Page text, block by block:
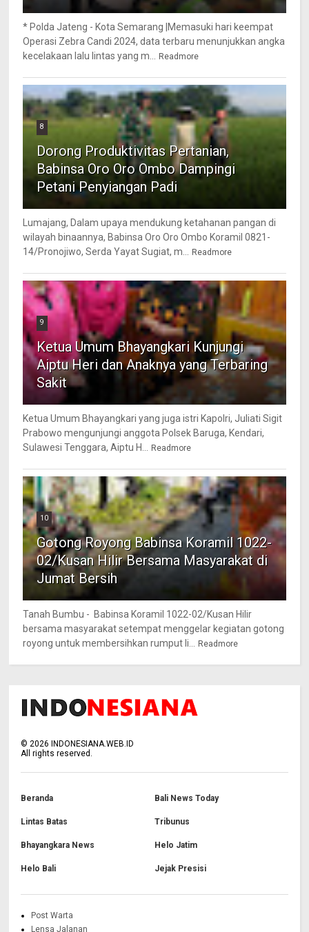
* Polda Jateng - Kota Semarang |Memasuki hari keempat
Operasi Zebra Candi 2024, data terbaru menunjukkan angka
kecelakaan lalu lintas yang m...
Readmore
8
Dorong Produktivitas Pertanian,
Babinsa Oro Oro Ombo Dampingi
Petani Penyiangan Padi
Lumajang, Dalam upaya mendukung ketahanan pangan di
wilayah binaannya, Babinsa Oro Oro Ombo Koramil 0821-
14/Pronojiwo, Serda Yayat Sugiat, m...
Readmore
9
Ketua Umum Bhayangkari Kunjungi
Aiptu Heri dan Anaknya yang Terbaring
Sakit
Ketua Umum Bhayangkari yang juga istri Kapolri, Juliati Sigit
Prabowo mengunjungi anggota Polsek Baruga, Kendari,
Sulawesi Tenggara, Aiptu H...
Readmore
10
Gotong Royong Babinsa Koramil 1022-
02/Kusan Hilir Bersama Masyarakat di
Jumat Bersih
Tanah Bumbu - Babinsa Koramil 1022-02/Kusan Hilir
bersama masyarakat setempat menggelar kegiatan gotong
royong untuk membersihkan rumput li...
Readmore
©2026 INDONESIANA.WEB.ID
All rights reserved.
Beranda Bali News Today
Lintas Batas Tribunus
Bhayangkara News Helo Jatim
Helo Bali Jejak Presisi
Post Warta
Lensa Jalanan